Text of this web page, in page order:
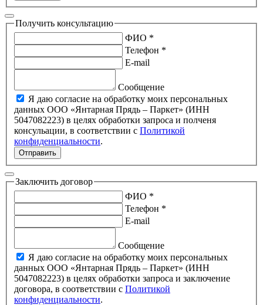
Получить консультацию
ФИО *
Телефон *
E-mail
Сообщение
Я даю согласие на обработку моих персональных
данных ООО «Янтарная Прядь – Паркет» (ИНН
5047082223) в целях обработки запроса и полченя
консульации, в соответствии с Политикой
конфиденциальности.
Отправить
Заключить договор
ФИО *
Телефон *
E-mail
Сообщение
Я даю согласие на обработку моих персональных
данных ООО «Янтарная Прядь – Паркет» (ИНН
5047082223) в целях обработки запроса и заключение
договора, в соответствии с Политикой
конфиденциальности.